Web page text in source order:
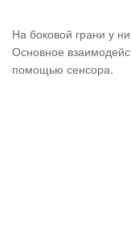
На боковой грани у
Основное
помощью сенсора.